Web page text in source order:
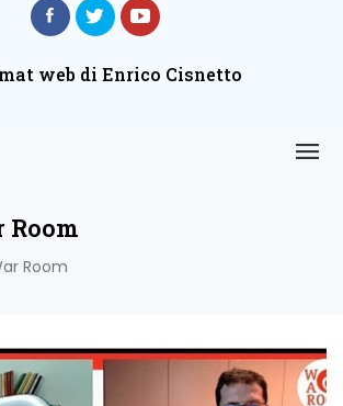
web di Enrico Cisnetto
Room
Room